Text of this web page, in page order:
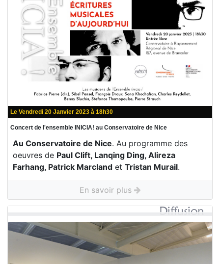
Le Vendredi 20 Janvier 2023 à 18h30
Concert de l'ensemble INICIA! au Conservatoire de Nice
Au Conservatoire de Nice. Au programme des
oeuvres de Paul Clift, Lanqing Ding, Alireza
Farhang, Patrick Marcland et Tristan Murail.
En savoir plus